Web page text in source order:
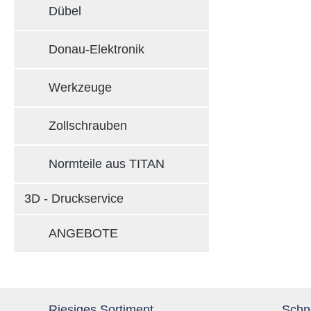
Dübel
Donau-Elektronik
Werkzeuge
Zollschrauben
Normteile aus TITAN
3D - Druckservice
ANGEBOTE